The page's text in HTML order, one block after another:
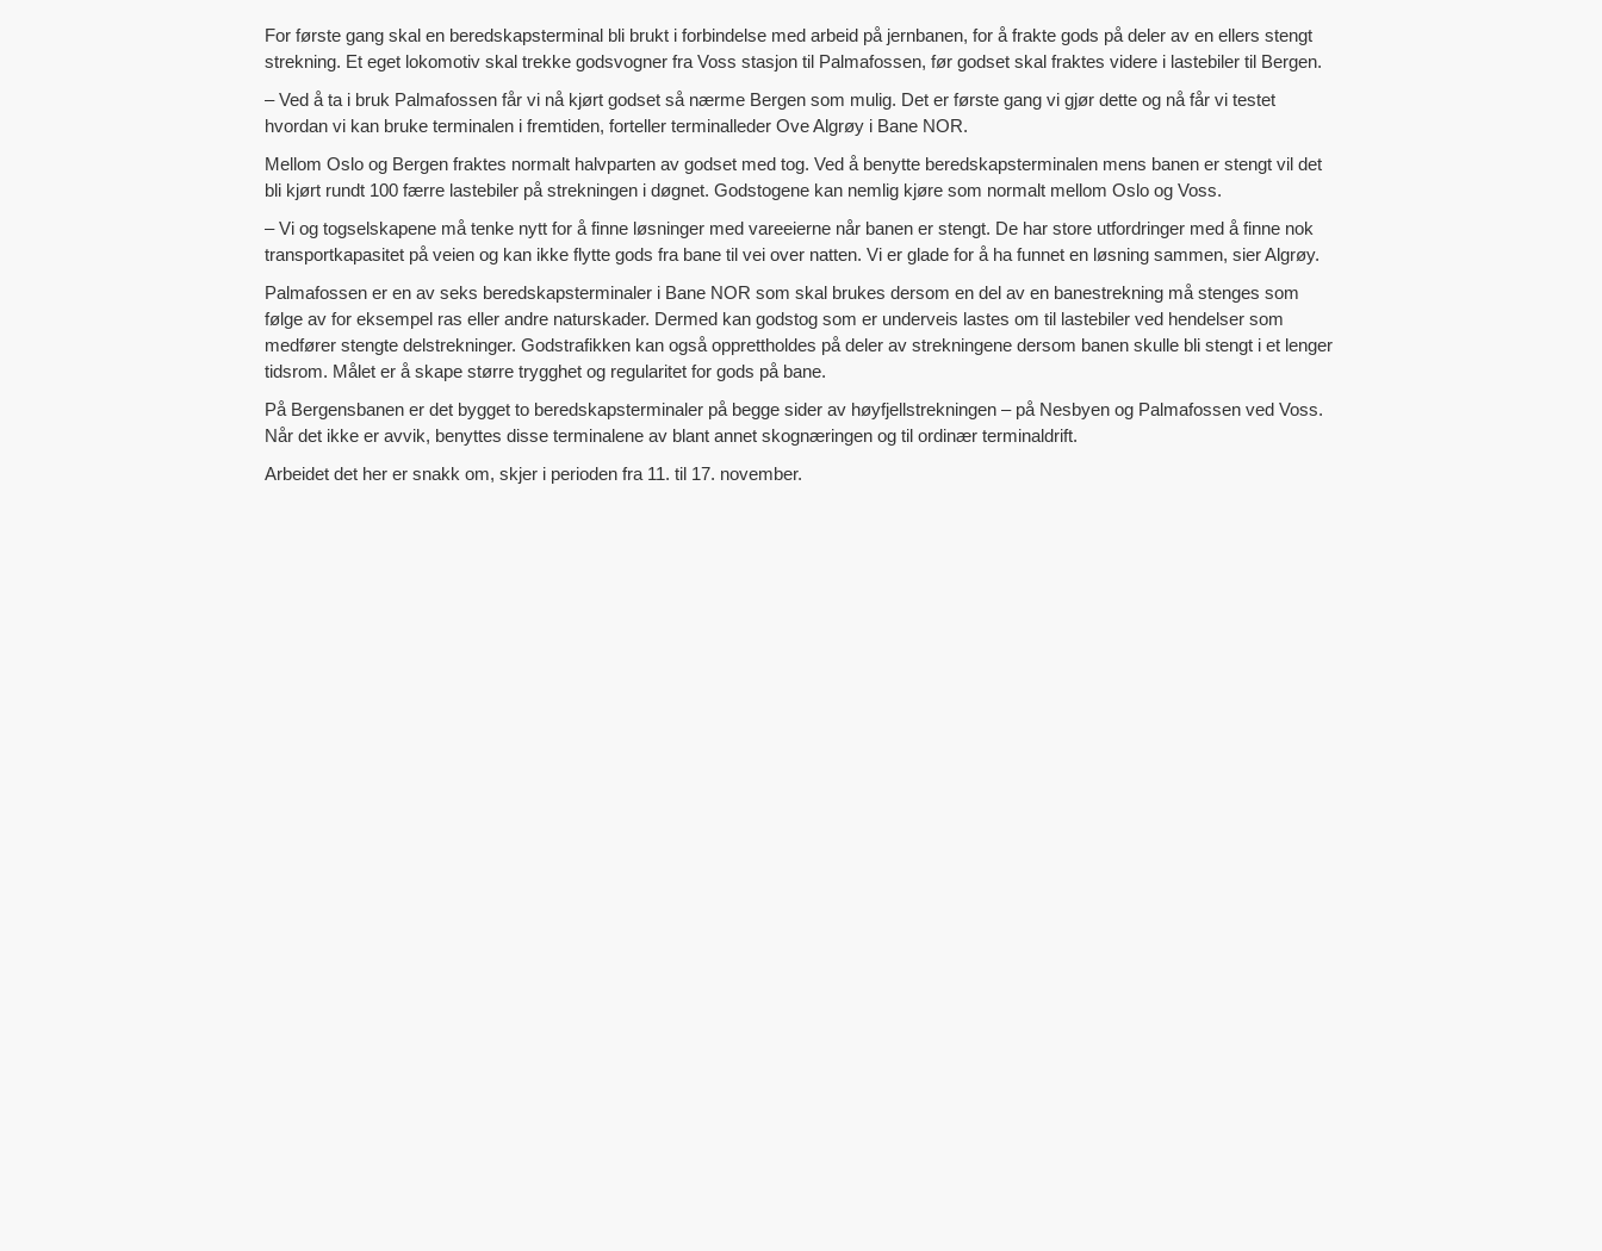
For første gang skal en beredskapsterminal bli brukt i forbindelse med arbeid på jernbanen, for å frakte gods på deler av en ellers stengt
strekning. Et eget lokomotiv skal trekke godsvogner fra Voss stasjon til Palmafossen, før godset skal fraktes videre i lastebiler til Bergen.
– Ved å ta i bruk Palmafossen får vi nå kjørt godset så nærme Bergen som mulig. Det er første gang vi gjør dette og nå får vi testet
hvordan vi kan bruke terminalen i fremtiden, forteller terminalleder Ove Algrøy i Bane NOR.
Mellom Oslo og Bergen fraktes normalt halvparten av godset med tog. Ved å benytte beredskapsterminalen mens banen er stengt vil det
bli kjørt rundt 100 færre lastebiler på strekningen i døgnet. Godstogene kan nemlig kjøre som normalt mellom Oslo og Voss.
– Vi og togselskapene må tenke nytt for å finne løsninger med vareeierne når banen er stengt. De har store utfordringer med å finne nok
transportkapasitet på veien og kan ikke flytte gods fra bane til vei over natten. Vi er glade for å ha funnet en løsning sammen, sier Algrøy.
Palmafossen er en av seks beredskapsterminaler i Bane NOR som skal brukes dersom en del av en banestrekning må stenges som
følge av for eksempel ras eller andre naturskader. Dermed kan godstog som er underveis lastes om til lastebiler ved hendelser som
medfører stengte delstrekninger. Godstrafikken kan også opprettholdes på deler av strekningene dersom banen skulle bli stengt i et lenger
tidsrom. Målet er å skape større trygghet og regularitet for gods på bane.
På Bergensbanen er det bygget to beredskapsterminaler på begge sider av høyfjellstrekningen – på Nesbyen og Palmafossen ved Voss.
Når det ikke er avvik, benyttes disse terminalene av blant annet skognæringen og til ordinær terminaldrift.
Arbeidet det her er snakk om, skjer i perioden fra 11. til 17. november.